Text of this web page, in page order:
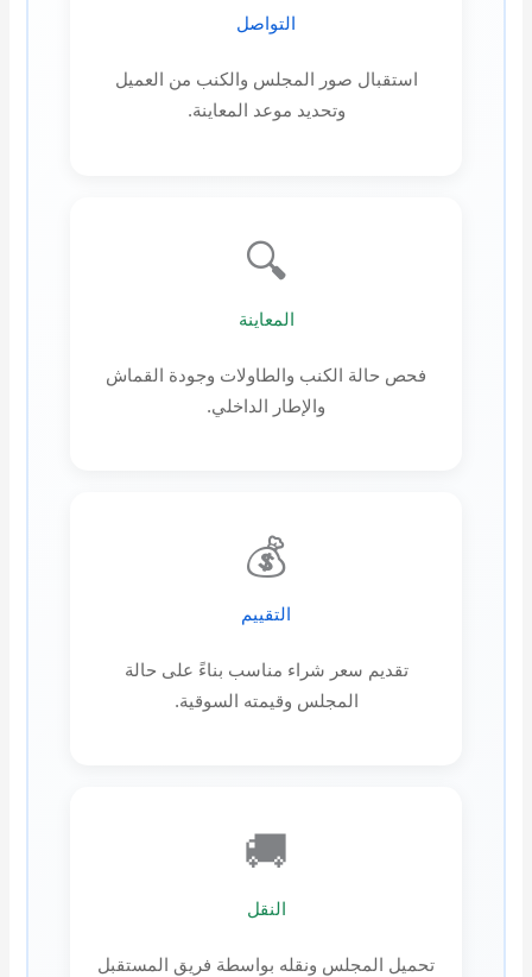
التواصل
استقبال صور المجلس والكنب من العميل
وتحديد موعد المعاينة.
🔍
المعاينة
فحص حالة الكنب والطاولات وجودة القماش
والإطار الداخلي.
💰
التقييم
تقديم سعر شراء مناسب بناءً على حالة
المجلس وقيمته السوقية.
🚚
النقل
تحميل المجلس ونقله بواسطة فريق المستقبل